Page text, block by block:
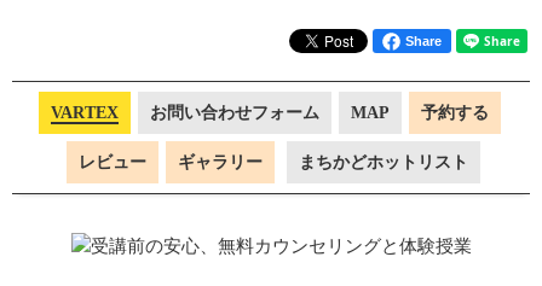
Share
VARTEX お問い合わせフォーム MAP 予約する
レビュー ギャラリー まちかどホットリスト